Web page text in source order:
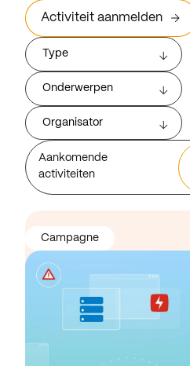
Activiteit aanmelden
Type
Onderwerpen
Organisator
Aankomende
activiteiten
Campagne